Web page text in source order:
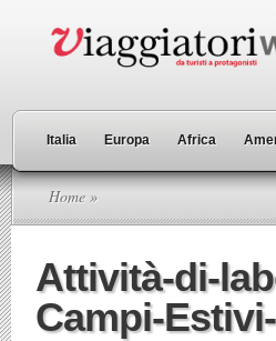
Italia Europa Africa
Home »
Attività-di-
Campi-